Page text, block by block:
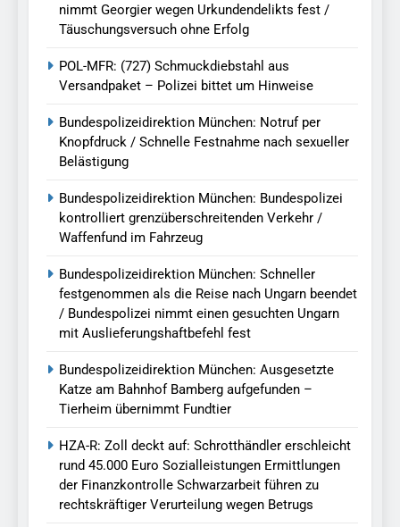
nimmt Georgier wegen Urkundendelikts fest /
Täuschungsversuch ohne Erfolg
POL-MFR: (727) Schmuckdiebstahl aus
Versandpaket – Polizei bittet um Hinweise
Bundespolizeidirektion München: Notruf per
Knopfdruck / Schnelle Festnahme nach sexueller
Belästigung
Bundespolizeidirektion München: Bundespolizei
kontrolliert grenzüberschreitenden Verkehr /
Waffenfund im Fahrzeug
Bundespolizeidirektion München: Schneller
festgenommen als die Reise nach Ungarn beendet
/ Bundespolizei nimmt einen gesuchten Ungarn
mit Auslieferungshaftbefehl fest
Bundespolizeidirektion München: Ausgesetzte
Katze am Bahnhof Bamberg aufgefunden –
Tierheim übernimmt Fundtier
HZA-R: Zoll deckt auf: Schrotthändler erschleicht
rund 45.000 Euro Sozialleistungen Ermittlungen
der Finanzkontrolle Schwarzarbeit führen zu
rechtskräftiger Verurteilung wegen Betrugs